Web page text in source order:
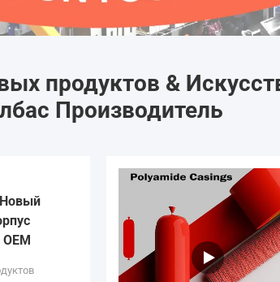
продуктов &
Производитель
Новый